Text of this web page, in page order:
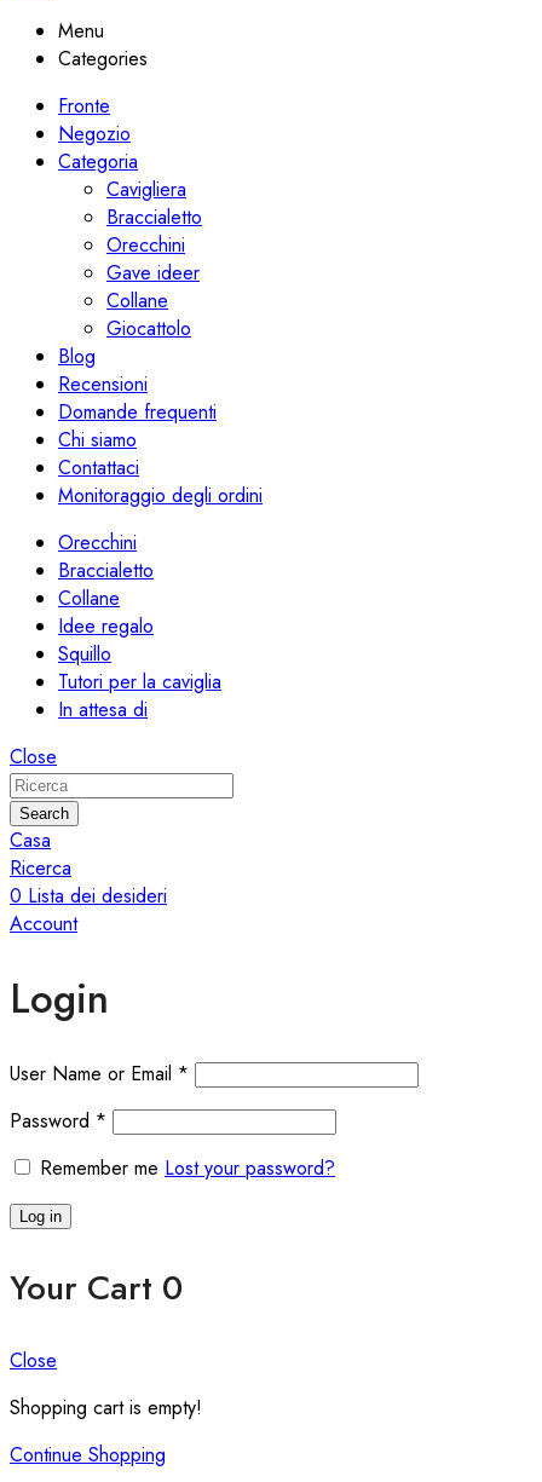
Menu
Categories
Fronte
Negozio
Categoria
Cavigliera
Braccialetto
Orecchini
Gave ideer
Collane
Giocattolo
Blog
Recensioni
Domande frequenti
Chi siamo
Contattaci
Monitoraggio degli ordini
Orecchini
Braccialetto
Collane
Idee regalo
Squillo
Tutori per la caviglia
In attesa di
Close
Search
Casa
Ricerca
0 Lista dei desideri
Account
Login
User Name or Email *
Password *
Remember me Lost your password?
Log in
Your Cart 0
Close
Shopping cart is empty!
Continue Shopping